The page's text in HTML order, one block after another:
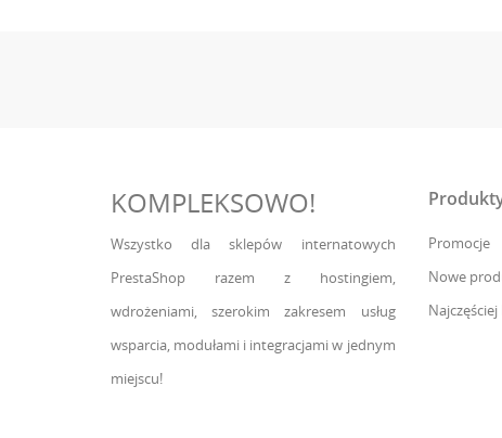
KOMPLEKSOWO!
Wszystko dla sklepów internatowych
PrestaShop razem z hostingiem,
wdrożeniami, szerokim zakresem usług
wsparcia, modułami i integracjami w jednym
miejscu!
Promocje
Nowe